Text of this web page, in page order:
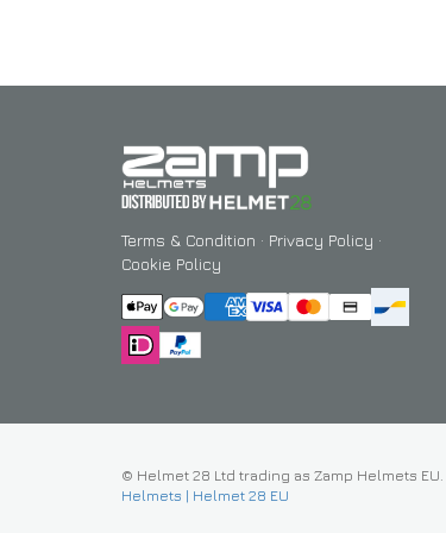
Terms & Condition · Privacy Policy ·
Cookie Policy
© Helmet 28 Ltd trading as Zamp Helmets
Helmets | Helmet 28 EU